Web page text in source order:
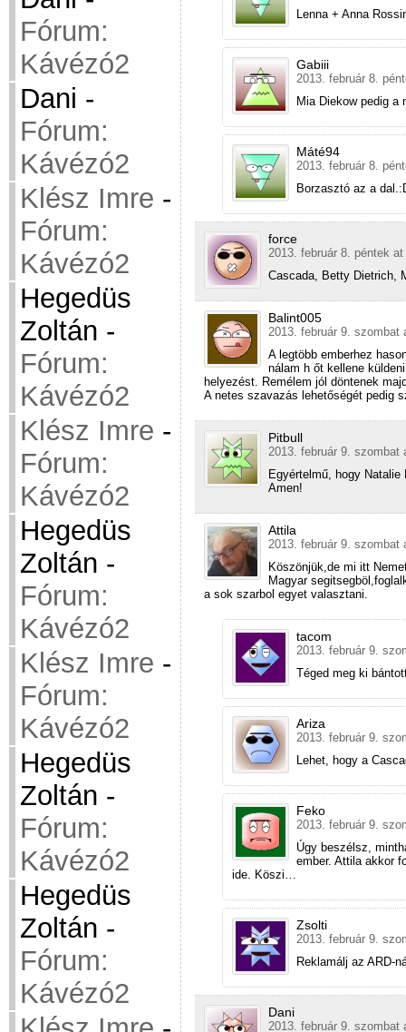
Fórum:
Kávézó2
Dani -
Fórum:
Kávézó2
Klész Imre -
Fórum:
Kávézó2
Hegedüs
Zoltán -
Fórum:
Kávézó2
Klész Imre -
Fórum:
Kávézó2
Hegedüs
Zoltán -
Fórum:
Kávézó2
Klész Imre -
Fórum:
Kávézó2
Hegedüs
Zoltán -
Fórum:
Kávézó2
Hegedüs
Zoltán -
Fórum:
Kávézó2
Lenna + Anna
Gabiii
2013. február 8.
Mia Diekow pedig a
Máté94
2013. február 8.
Borzasztó az a
force
2013. február 8. péntek at
Cascada, Betty Dietrich,
Balint005
2013. február 9. szombat
A legtöbb emberhez
nálam h őt kellene
helyezést. Remélem jól döntenek
A netes szavazás lehetőségét pedig
Pitbull
2013. február 9. szombat
Egyértelmű, hogy
Amen!
Attila
2013. február 9. szombat
Köszönjük,de mi itt
Magyar
a sok szarbol egyet valasztani.
tacom
2013. február 9.
Téged meg ki
Ariza
2013. február 9.
Lehet, hogy a
Feko
2013. február 9.
Úgy beszélsz,
ember. Attila akkor
ide. Köszi…
Zsolti
2013. február 9.
Reklamálj az ARD-
Dani
2013. február 9. szombat